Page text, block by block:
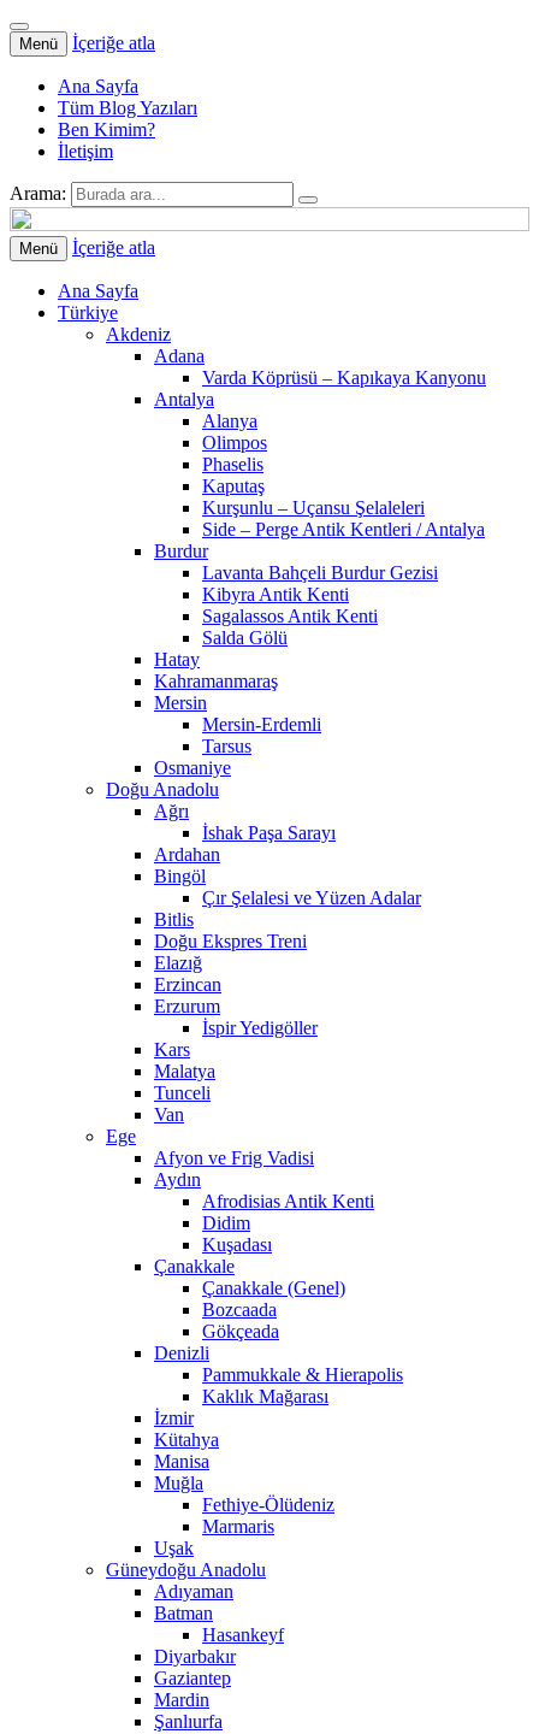
Menü İçeriğe atla
Ana Sayfa
Tüm Blog Yazıları
Ben Kimim?
İletişim
Arama:
Menü İçeriğe atla
Ana Sayfa
Türkiye
Akdeniz
Adana
Varda Köprüsü – Kapıkaya Kanyonu
Antalya
Alanya
Olimpos
Phaselis
Kaputaş
Kurşunlu – Uçansu Şelaleleri
Side – Perge Antik Kentleri / Antalya
Burdur
Lavanta Bahçeli Burdur Gezisi
Kibyra Antik Kenti
Sagalassos Antik Kenti
Salda Gölü
Hatay
Kahramanmaraş
Mersin
Mersin-Erdemli
Tarsus
Osmaniye
Doğu Anadolu
Ağrı
İshak Paşa Sarayı
Ardahan
Bingöl
Çır Şelalesi ve Yüzen Adalar
Bitlis
Doğu Ekspres Treni
Elazığ
Erzincan
Erzurum
İspir Yedigöller
Kars
Malatya
Tunceli
Van
Ege
Afyon ve Frig Vadisi
Aydın
Afrodisias Antik Kenti
Didim
Kuşadası
Çanakkale
Çanakkale (Genel)
Bozcaada
Gökçeada
Denizli
Pammukkale & Hierapolis
Kaklık Mağarası
İzmir
Kütahya
Manisa
Muğla
Fethiye-Ölüdeniz
Marmaris
Uşak
Güneydoğu Anadolu
Adıyaman
Batman
Hasankeyf
Diyarbakır
Gaziantep
Mardin
Şanlıurfa